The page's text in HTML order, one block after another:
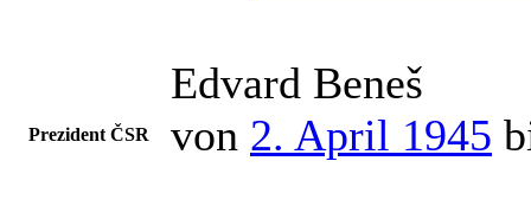
Prezident ČSR
Edvard Beneš
von 2. April 1945